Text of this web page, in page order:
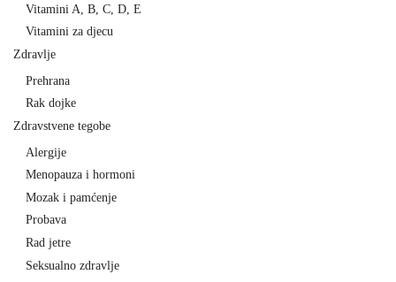
Vitamini A, B, C, D, E
Vitamini za djecu
Zdravlje
Prehrana
Rak dojke
Zdravstvene tegobe
Alergije
Menopauza i hormoni
Mozak i pamćenje
Probava
Rad jetre
Seksualno zdravlje